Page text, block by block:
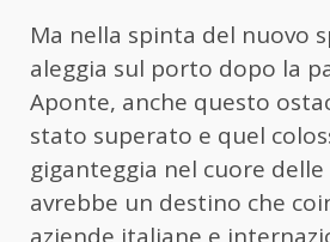
Ma nella spinta del nuovo
aleggia sul porto dopo la
Aponte, anche questo
stato superato e quel
giganteggia nel cuore
avrebbe un destino che
aziende italiane e